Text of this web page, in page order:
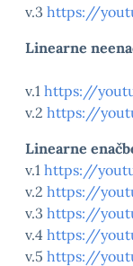
v.3 https://
Linearne
v.1 https://
v.2 https://
Linearne
v.1 https://
v.2 https://
v.3 https://
v.4 https://
v.5 https://